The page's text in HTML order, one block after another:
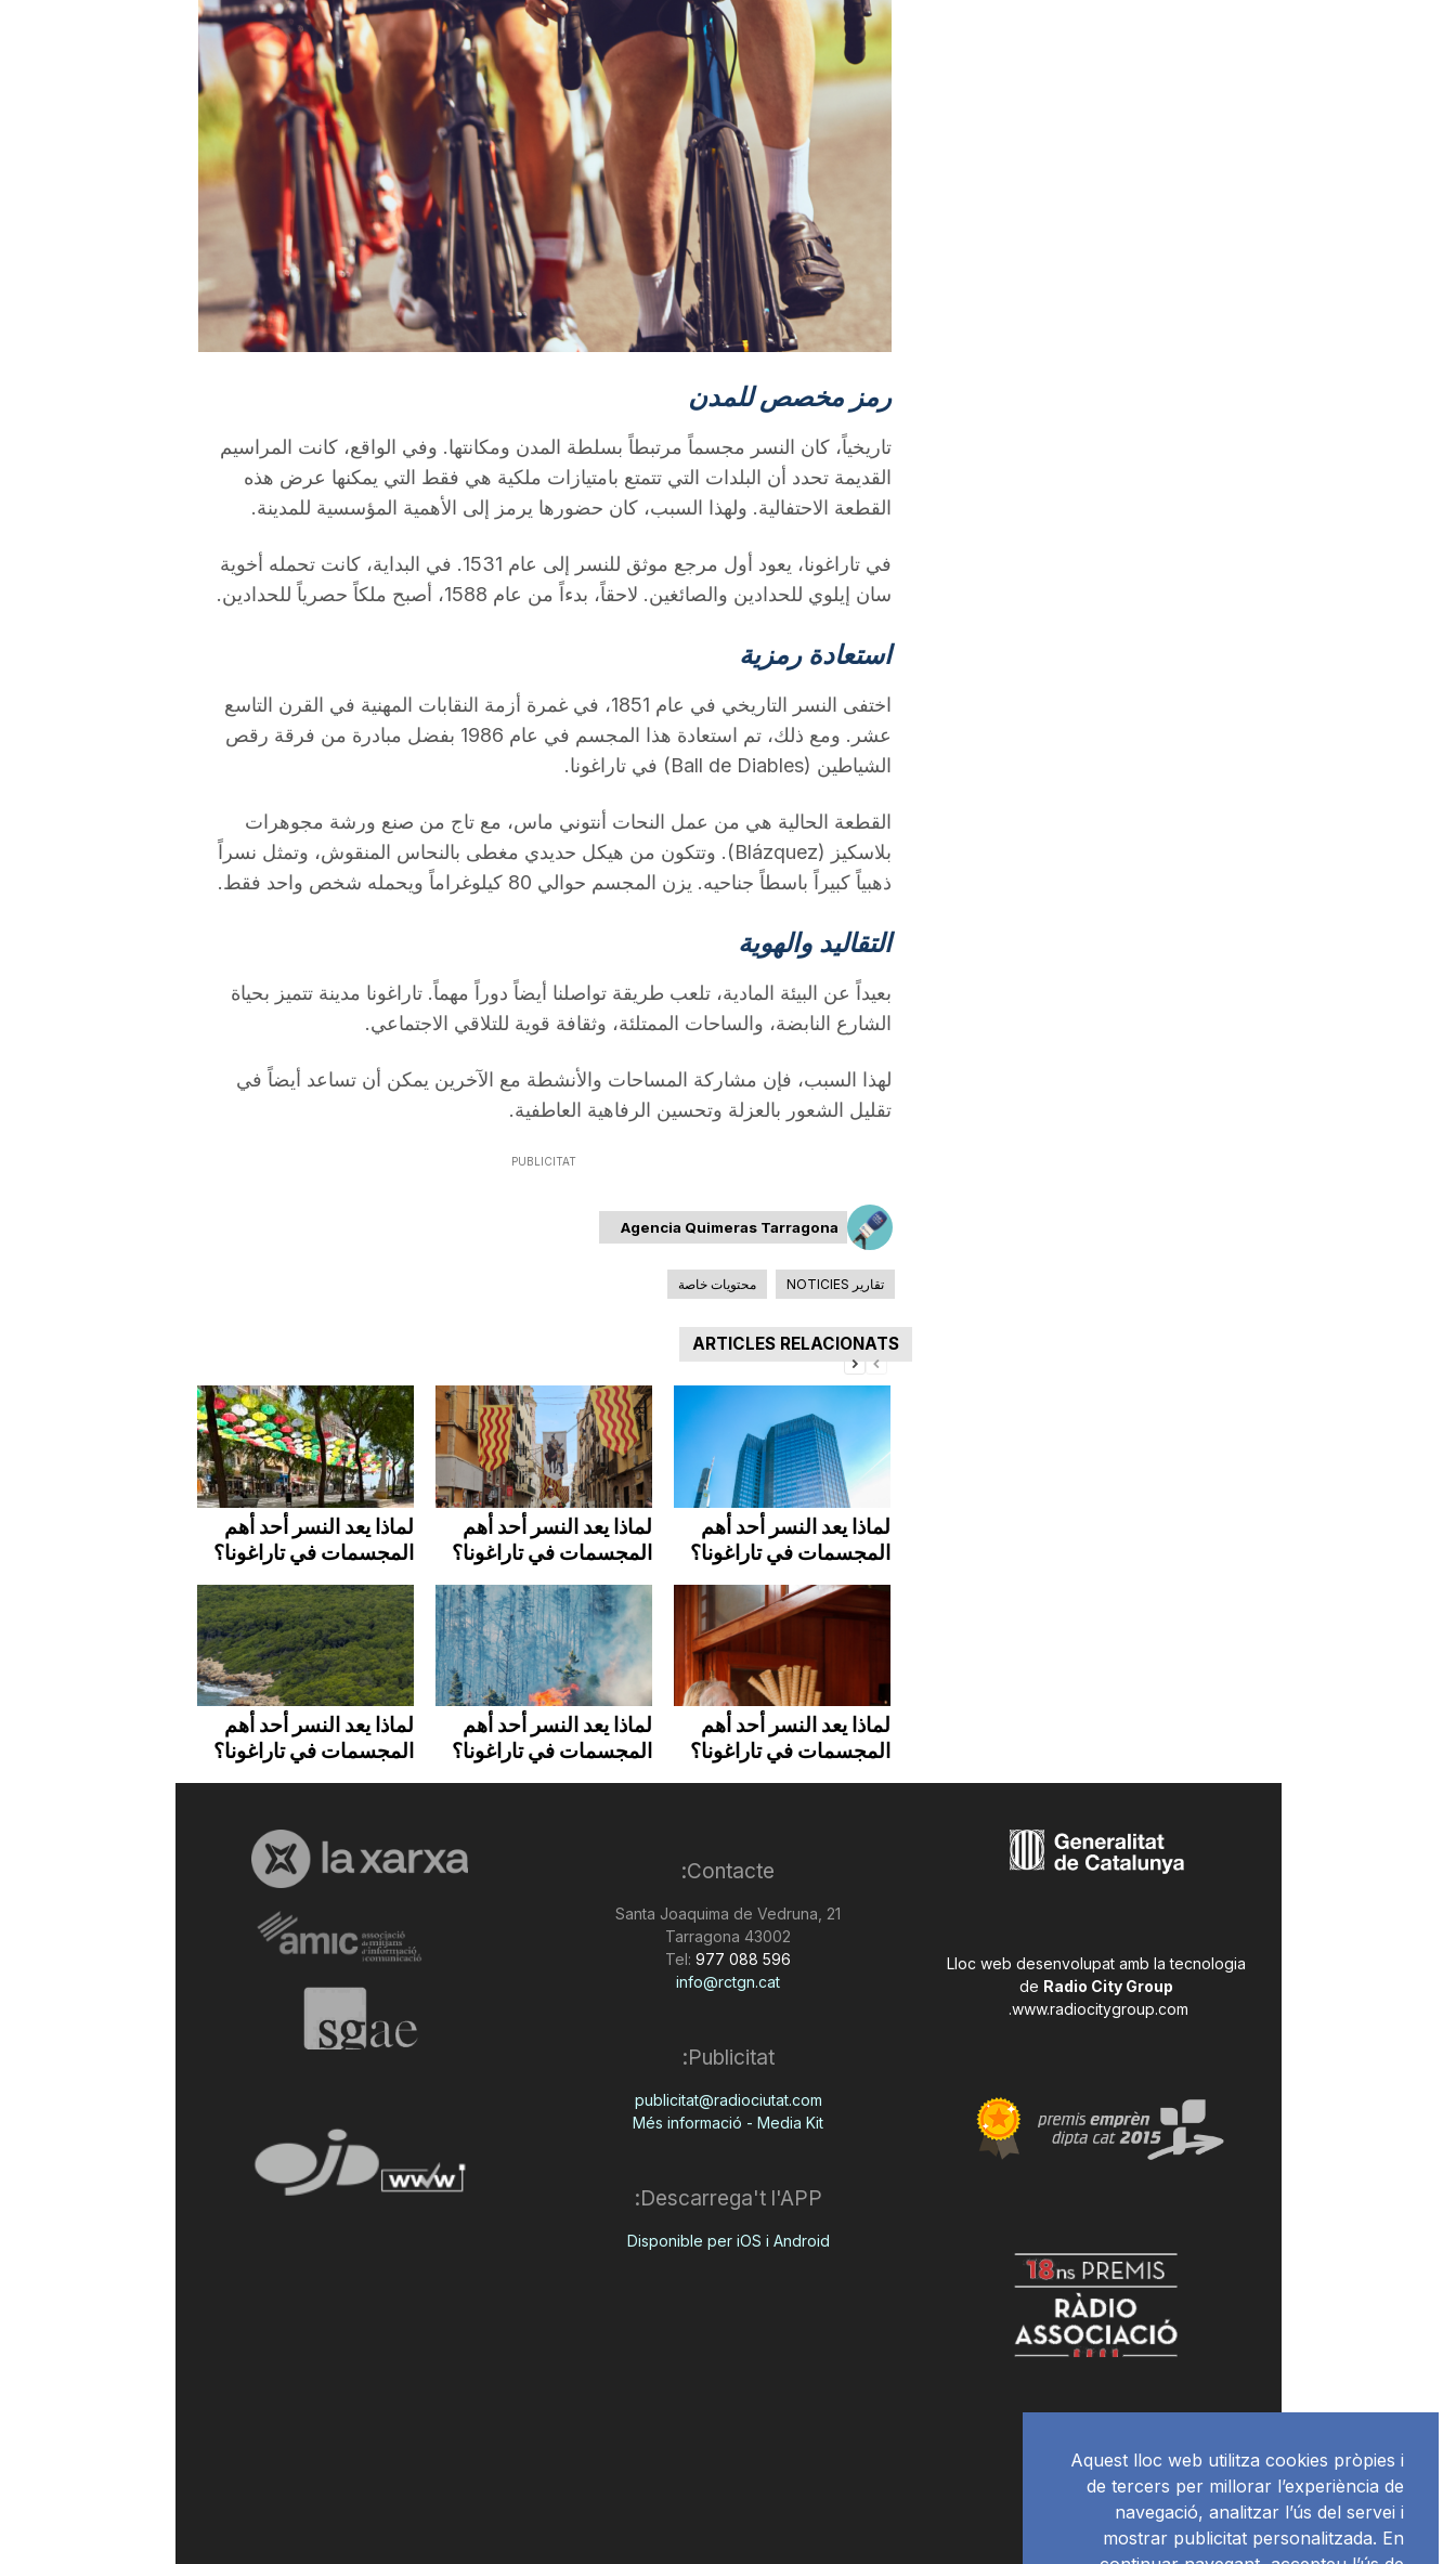
رمز مخصص للمدن
تاريخياً، كان النسر مجسماً مرتبطاً بسلطة المدن ومكانتها. وفي الواقع، كانت المراسيم
القديمة تحدد أن البلدات التي تتمتع بامتيازات ملكية هي فقط التي يمكنها عرض هذه
القطعة الاحتفالية. ولهذا السبب، كان حضورها يرمز إلى الأهمية المؤسسية للمدينة.
في تاراغونا، يعود أول مرجع موثق للنسر إلى عام 1531. في البداية، كانت تحمله أخوية
سان إيلوي للحدادين والصائغين. لاحقاً، بدءاً من عام 1588، أصبح ملكاً حصرياً للحدادين.
استعادة رمزية
اختفى النسر التاريخي في عام 1851، في غمرة أزمة النقابات المهنية في القرن التاسع
عشر. ومع ذلك، تم استعادة هذا المجسم في عام 1986 بفضل مبادرة من فرقة رقص
الشياطين (Ball de Diables) في تاراغونا.
القطعة الحالية هي من عمل النحات أنتوني ماس، مع تاج من صنع ورشة مجوهرات
بلاسكيز (Blázquez). وتتكون من هيكل حديدي مغطى بالنحاس المنقوش، وتمثل نسراً
ذهبياً كبيراً باسطاً جناحيه. يزن المجسم حوالي 80 كيلوغراماً ويحمله شخص واحد فقط.
التقاليد والهوية
بعيداً عن البيئة المادية، تلعب طريقة تواصلنا أيضاً دوراً مهماً. تاراغونا مدينة تتميز بحياة
الشارع النابضة، والساحات الممتلئة، وثقافة قوية للتلاقي الاجتماعي.
لهذا السبب، فإن مشاركة المساحات والأنشطة مع الآخرين يمكن أن تساعد أيضاً في
تقليل الشعور بالعزلة وتحسين الرفاهية العاطفية.
PUBLICITAT
Agencia Quimeras Tarragona
تقارير NOTICIES محتويات خاصة
ARTICLES RELACIONATS
لماذا يعد النسر أحد أهم
المجسمات في تاراغونا؟
لماذا يعد النسر أحد أهم
المجسمات في تاراغونا؟
لماذا يعد النسر أحد أهم
المجسمات في تاراغونا؟
لماذا يعد النسر أحد أهم
المجسمات في تاراغونا؟
لماذا يعد النسر أحد أهم
المجسمات في تاراغونا؟
لماذا يعد النسر أحد أهم
المجسمات في تاراغونا؟
Contacte:
Santa Joaquima de Vedruna, 21
43002 Tarragona
Tel: 977 088 596
info@rctgn.cat
Publicitat:
publicitat@radiociutat.com
Més informació - Media Kit
Descarrega't l'APP:
Disponible per iOS i Android
Lloc web desenvolupat amb la tecnologia
de Radio City Group
www.radiocitygroup.com
.
Aquest lloc web utilitza cookies pròpies i
de tercers per millorar l’experiència de
navegació, analitzar l’ús del servei i
mostrar publicitat personalitzada. En